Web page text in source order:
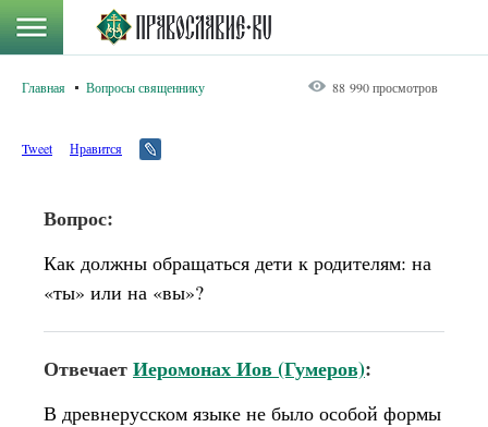
Главная Вопросы священнику 88 990 просмотров
Tweet Нравится
Вопрос:
Как должны обращаться дети к родителям: на
«ты» или на «вы»?
ОтвечаетИеромонах Иов (Гумеров):
В древнерусском языке не было особой формы